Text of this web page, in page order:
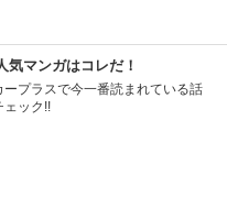
気マンガはコレだ！
ープラスで今一番読まれている話
ェック!!